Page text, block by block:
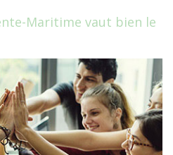
Maritime vaut bien le